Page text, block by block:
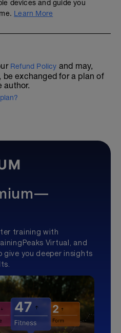
devices and guide you
Learn More
Refund Policy and may,
exchanged for a plan of
author.
training with
Virtual, and
you deeper insights